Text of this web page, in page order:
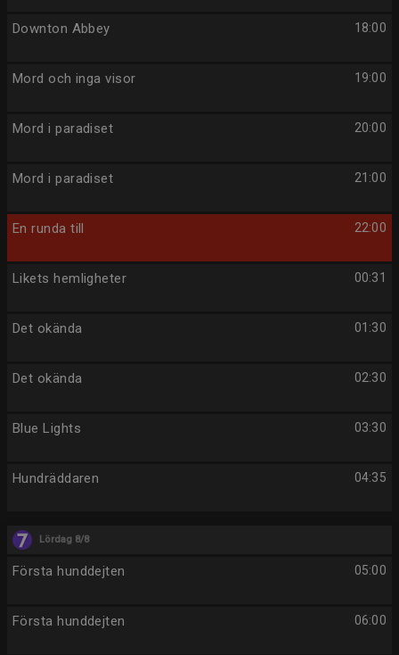
18:00
Downton Abbey
19:00
Mord och inga visor
20:00
Mord i paradiset
21:00
Mord i paradiset
22:00
En runda till
00:31
Likets hemligheter
01:30
Det okända
02:30
Det okända
03:30
Blue Lights
04:35
Hundräddaren
Lördag 8/8
05:00
Första hunddejten
06:00
Första hunddejten